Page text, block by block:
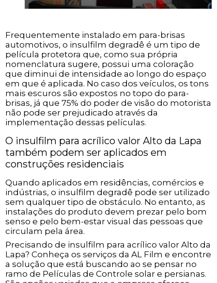
Frequentemente instalado em para-brisas
automotivos, o insulfilm degradê é um tipo de
película protetora que, como sua própria
nomenclatura sugere, possui uma coloração
que diminui de intensidade ao longo do espaço
em que é aplicada. No caso dos veículos, os tons
mais escuros são expostos no topo do para-
brisas, já que 75% do poder de visão do motorista
não pode ser prejudicado através da
implementação dessas películas.
O insulfilm para acrílico valor Alto da Lapa
também podem ser aplicados em
construções residenciais
Quando aplicados em residências, comércios e
indústrias, o insulfilm degradê pode ser utilizado
sem qualquer tipo de obstáculo. No entanto, as
instalações do produto devem prezar pelo bom
senso e pelo bem-estar visual das pessoas que
circulam pela área.
Precisando de insulfilm para acrílico valor Alto da
Lapa? Conheça os serviços da AL Film e encontre
a solução que está buscando ao se pensar no
ramo de Películas de Controle solar e persianas.